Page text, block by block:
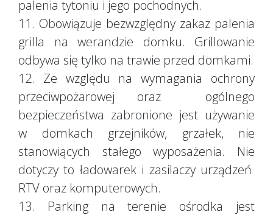
palenia tytoniu i jego pochodnych.
11. Obowiązuje bezwzględny zakaz palenia
grilla na werandzie domku. Grillowanie
odbywa się tylko na trawie przed domkami.
12. Ze względu na wymagania ochrony
przeciwpożarowej oraz ogólnego
bezpieczeństwa zabronione jest używanie
w domkach grzejników, grzałek, nie
stanowiących stałego wyposażenia. Nie
dotyczy to ładowarek i zasilaczy urządzeń
RTV oraz komputerowych.
13. Parking na terenie ośrodka jest